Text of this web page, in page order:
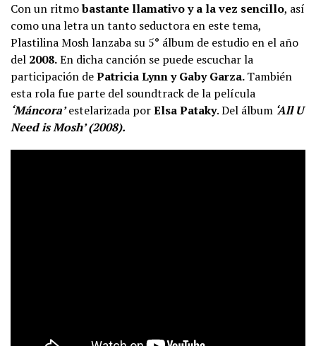
Con un ritmobastante llamativo y a la vez sencillo, así
como una letra un tanto seductora en este tema,
Plastilina Mosh lanzaba su 5° álbum de estudio en el año
del 2008.En dicha canción se puede escuchar la
participación dePatricia Lynn y Gaby Garza.También
esta rola fue parte del soundtrack de la película
‘Máncora’estelarizada porElsa Pataky. Del álbum ‘All U
Need is Mosh’ (2008).